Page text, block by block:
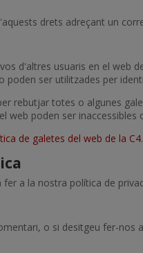
drets adreçant un
d'altres usuaris en el web
poden ser utilitzades per
rebutjar totes o algunes
web poden ser
de galetes del web de la C4.
a la nostra política de
o si desitgeu fer-